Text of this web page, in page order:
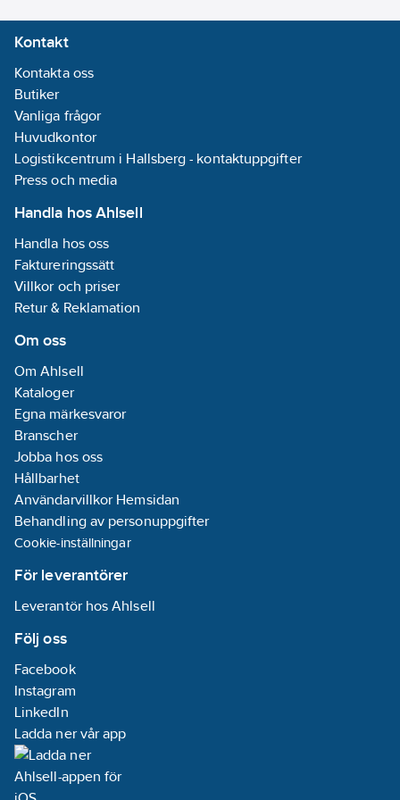
Kontakt
Kontakta oss
Butiker
Vanliga frågor
Huvudkontor
Logistikcentrum i Hallsberg - kontaktuppgifter
Press och media
Handla hos Ahlsell
Handla hos oss
Faktureringssätt
Villkor och priser
Retur & Reklamation
Om oss
Om Ahlsell
Kataloger
Egna märkesvaror
Branscher
Jobba hos oss
Hållbarhet
Användarvillkor Hemsidan
Behandling av personuppgifter
Cookie-inställningar
För leverantörer
Leverantör hos Ahlsell
Följ oss
Facebook
Instagram
LinkedIn
Ladda ner vår app